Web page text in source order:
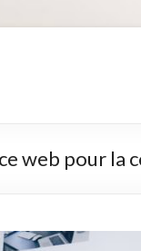
web pour la